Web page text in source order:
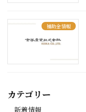
補助金情報
カテゴリー
新着情報